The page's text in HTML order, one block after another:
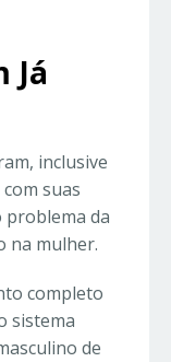
Já
inclusive
suas
problema da
na mulher.
completo
sistema
de